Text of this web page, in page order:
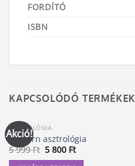
FORDÍTÓ
ISBN
KAPCSOLÓDÓ TERMÉKEK
Akció!
ASZTROLÓGIA
Modern asztrológia
5 999Ft Original
price
5 800 FtCurrent
price